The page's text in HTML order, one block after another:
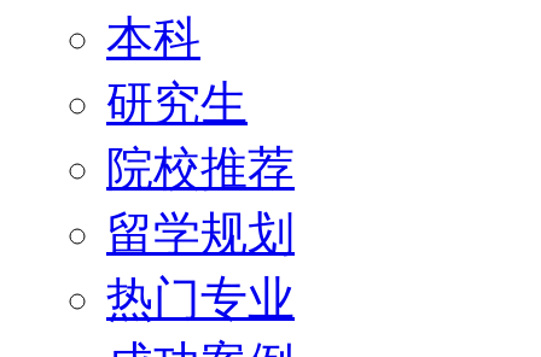
本科
研究生
院校推荐
留学规划
热门专业